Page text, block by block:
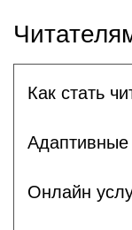
Как стать
Адаптивные
Онлайн